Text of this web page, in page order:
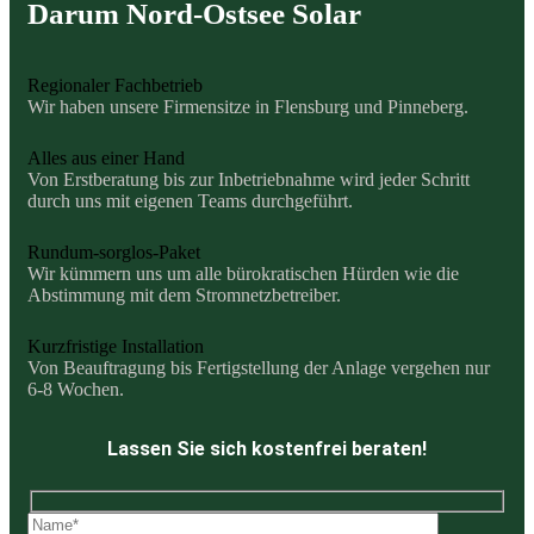
Darum Nord-Ostsee Solar
Regionaler Fachbetrieb
Wir haben unsere Firmensitze in Flensburg und Pinneberg.
Alles aus einer Hand
Von Erstberatung bis zur Inbetriebnahme wird jeder Schritt
durch uns mit eigenen Teams durchgeführt.
Rundum-sorglos-Paket
Wir kümmern uns um alle bürokratischen Hürden wie die
Abstimmung mit dem Stromnetzbetreiber.
Kurzfristige Installation
Von Beauftragung bis Fertigstellung der Anlage vergehen nur
6-8 Wochen.
Lassen Sie sich kostenfrei beraten!